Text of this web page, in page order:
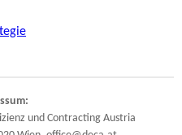
und Contracting Austria